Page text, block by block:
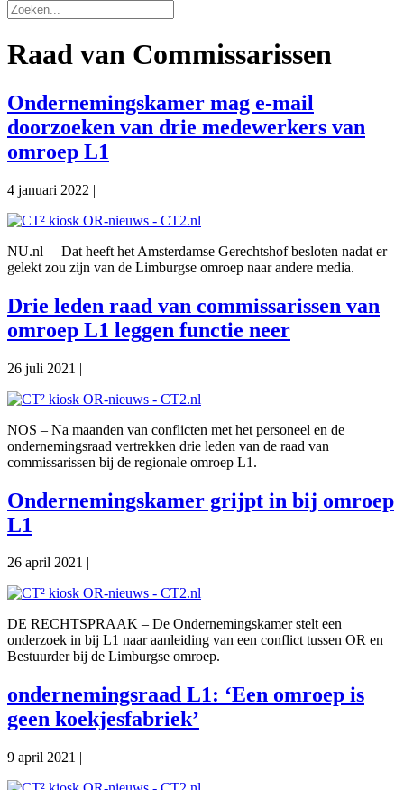
Raad van Commissarissen
Ondernemingskamer mag e-mail
doorzoeken van drie medewerkers van
omroep L1
4 januari 2022 |
NU.nl – Dat heeft het Amsterdamse Gerechtshof besloten nadat er
gelekt zou zijn van de Limburgse omroep naar andere media.
Drie leden raad van commissarissen van
omroep L1 leggen functie neer
26 juli 2021 |
NOS – Na maanden van conflicten met het personeel en de
ondernemingsraad vertrekken drie leden van de raad van
commissarissen bij de regionale omroep L1.
Ondernemingskamer grijpt in bij omroep
L1
26 april 2021 |
DE RECHTSPRAAK – De Ondernemingskamer stelt een
onderzoek in bij L1 naar aanleiding van een conflict tussen OR en
Bestuurder bij de Limburgse omroep.
ondernemingsraad L1: ‘Een omroep is
geen koekjesfabriek’
9 april 2021 |